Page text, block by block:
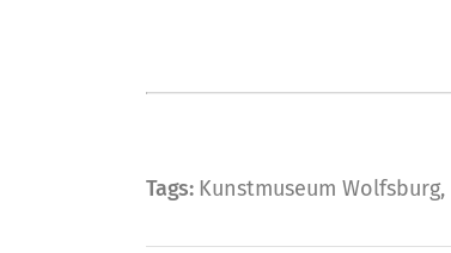
Tags: Kunstmuseum Wolfsburg,